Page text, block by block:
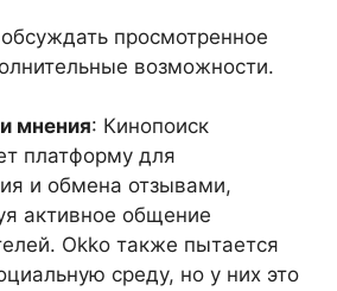
просмотренное
возможности.
мнения: Кинопоиск
платформу для
и обмена отзывами,
активное общение
Okko также пытается
среду, но у них это